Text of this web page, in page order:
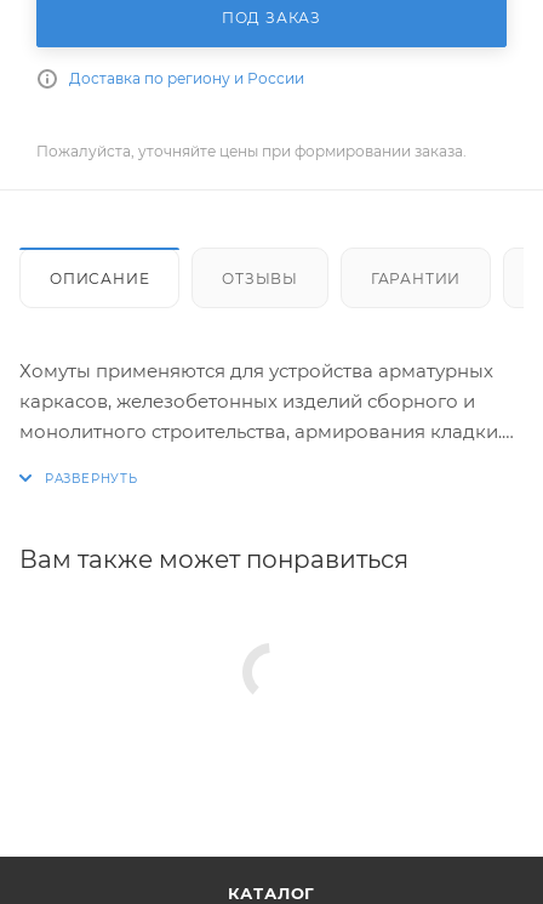
ПОД ЗАКАЗ
Доставка по региону и России
Пожалуйста, уточняйте цены при формировании заказа.
ОПИСАНИЕ ОТЗЫВЫ ГАРАНТИИ
Хомуты применяются для устройства арматурных
каркасов, железобетонных изделий сборного и
монолитного строительства, армирования кладки.
строго выдержаны, благодаря автоматизации
Вам также может понравиться
КАТАЛОГ